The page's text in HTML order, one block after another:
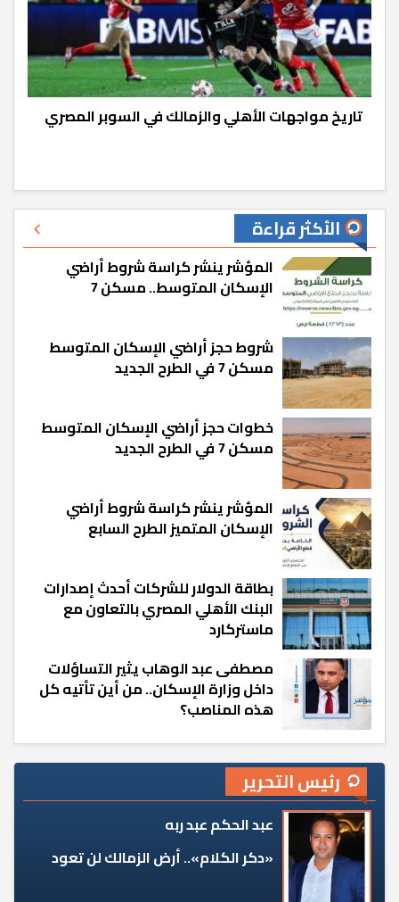
تاريخ مواجهات الأهلي والزمالك في السوبر المصري
الأكثر قراءة
المؤشر ينشر كراسة شروط أراضي
الإسكان المتوسط.. مسكن 7
شروط حجز أراضي الإسكان المتوسط
مسكن 7 في الطرح الجديد
خطوات حجز أراضي الإسكان المتوسط
مسكن 7 في الطرح الجديد
المؤشر ينشر كراسة شروط أراضي
الإسكان المتميز الطرح السابع
بطاقة الدولار للشركات أحدث إصدارات
البنك الأهلي المصري بالتعاون مع
ماستركارد
مصطفى عبد الوهاب يثير التساؤلات
داخل وزارة الإسكان.. من أين تأتيه كل
هذه المناصب؟
رئيس التحرير
عبد الحكم عبد ربه
«دكر الكلام».. أرض الزمالك لن تعود